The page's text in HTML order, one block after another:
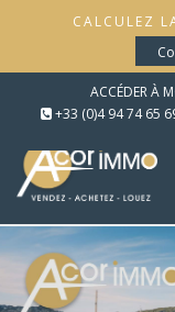
CALCULEZ
ACCÉDER À
+33 (0)4 94 74 65